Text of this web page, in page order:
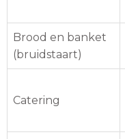
Brood en banket
(bruidstaart)
Catering